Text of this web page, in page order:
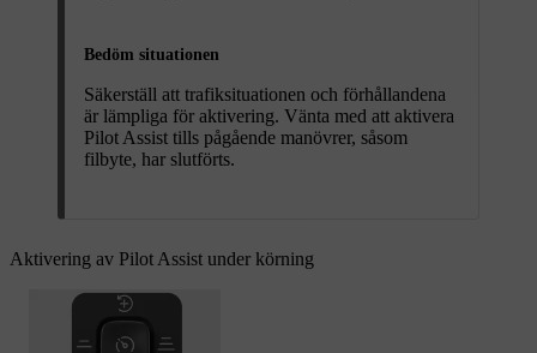
Bedöm situationen
Säkerställ att trafiksituationen och förhållandena
är lämpliga för aktivering. Vänta med att aktivera
Pilot Assist tills pågående manövrer, såsom
filbyte, har slutförts.
Aktivering av Pilot Assist under körning